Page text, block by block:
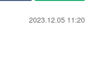
2023.12.05 11:20